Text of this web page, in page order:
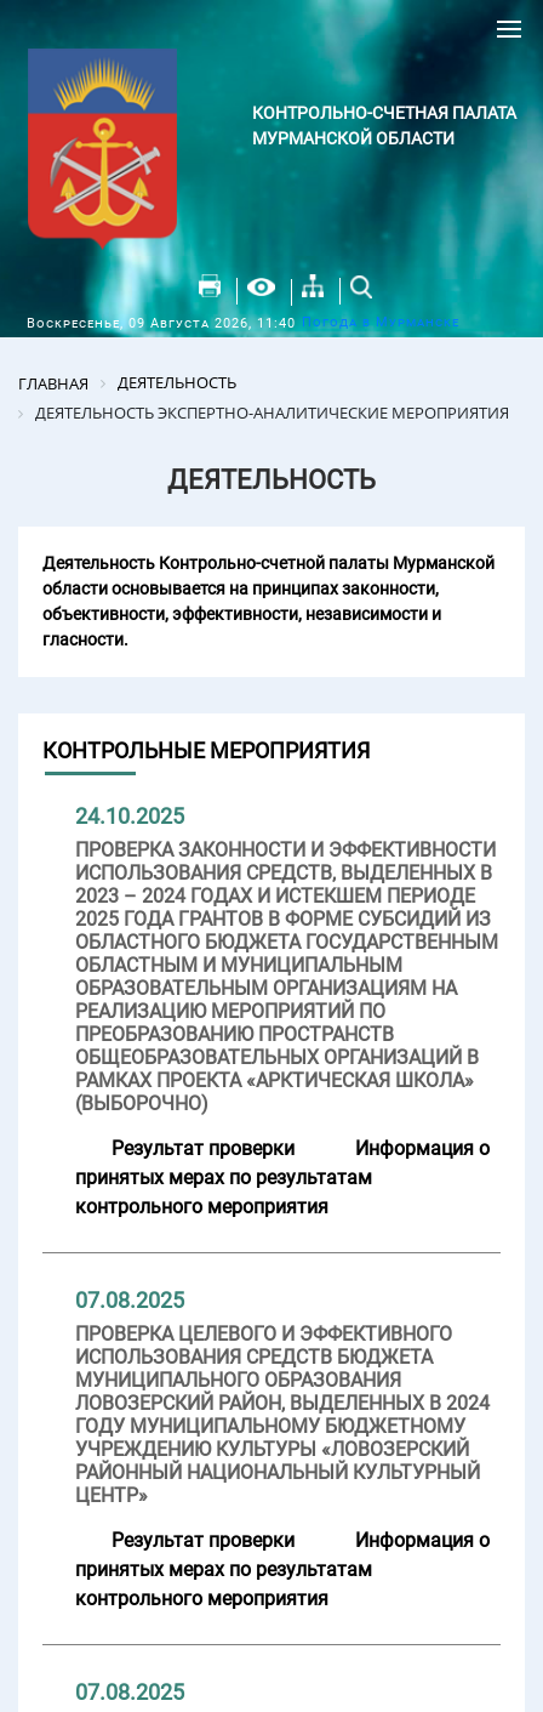
КОНТРОЛЬНО-СЧЕТНАЯ ПАЛАТА
МУРМАНСКОЙ ОБЛАСТИ
Воскресенье, 09 Августа 2026, 11:40 Погода в Мурманске
ГЛАВНАЯ
ДЕЯТЕЛЬНОСТЬ
ДЕЯТЕЛЬНОСТЬ ЭКСПЕРТНО-АНАЛИТИЧЕСКИЕ МЕРОПРИЯТИЯ
ДЕЯТЕЛЬНОСТЬ
Деятельность Контрольно-счетной палаты Мурманской
области основывается на принципах законности,
объективности, эффективности, независимости и
гласности.
КОНТРОЛЬНЫЕ МЕРОПРИЯТИЯ
24.10.2025
ПРОВЕРКА ЗАКОННОСТИ И ЭФФЕКТИВНОСТИ
ИСПОЛЬЗОВАНИЯ СРЕДСТВ, ВЫДЕЛЕННЫХ В
2023 – 2024 ГОДАХ И ИСТЕКШЕМ ПЕРИОДЕ
2025 ГОДА ГРАНТОВ В ФОРМЕ СУБСИДИЙ ИЗ
ОБЛАСТНОГО БЮДЖЕТА ГОСУДАРСТВЕННЫМ
ОБЛАСТНЫМ И МУНИЦИПАЛЬНЫМ
ОБРАЗОВАТЕЛЬНЫМ ОРГАНИЗАЦИЯМ НА
РЕАЛИЗАЦИЮ МЕРОПРИЯТИЙ ПО
ПРЕОБРАЗОВАНИЮ ПРОСТРАНСТВ
ОБЩЕОБРАЗОВАТЕЛЬНЫХ ОРГАНИЗАЦИЙ В
РАМКАХ ПРОЕКТА «АРКТИЧЕСКАЯ ШКОЛА»
(ВЫБОРОЧНО)
Результат проверки
Информация о
принятых мерах по результатам
контрольного мероприятия
07.08.2025
ПРОВЕРКА ЦЕЛЕВОГО И ЭФФЕКТИВНОГО
ИСПОЛЬЗОВАНИЯ СРЕДСТВ БЮДЖЕТА
МУНИЦИПАЛЬНОГО ОБРАЗОВАНИЯ
ЛОВОЗЕРСКИЙ РАЙОН, ВЫДЕЛЕННЫХ В 2024
ГОДУ МУНИЦИПАЛЬНОМУ БЮДЖЕТНОМУ
УЧРЕЖДЕНИЮ КУЛЬТУРЫ «ЛОВОЗЕРСКИЙ
РАЙОННЫЙ НАЦИОНАЛЬНЫЙ КУЛЬТУРНЫЙ
ЦЕНТР»
Результат проверки
Информация о
принятых мерах по результатам
контрольного мероприятия
07.08.2025